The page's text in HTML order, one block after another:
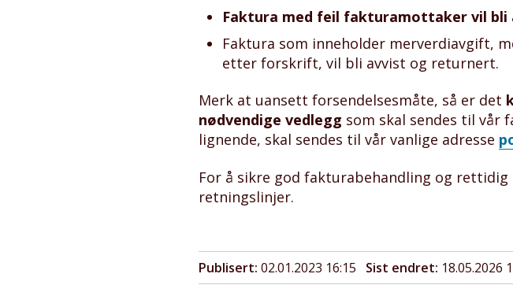
Faktura med feil fakturamottaker vil
Faktura som inneholder merverdiavgift,
etter forskrift, vil bli avvist og returnert.
Merk at uansett forsendelsesmåte, så er det
nødvendige vedlegg som skal sendes til vår
lignende, skal sendes til vår vanlige adresse
For å sikre god fakturabehandling og
retningslinjer.
Publisert 02.01.2023 16:15 Sist endret 18.05.2026